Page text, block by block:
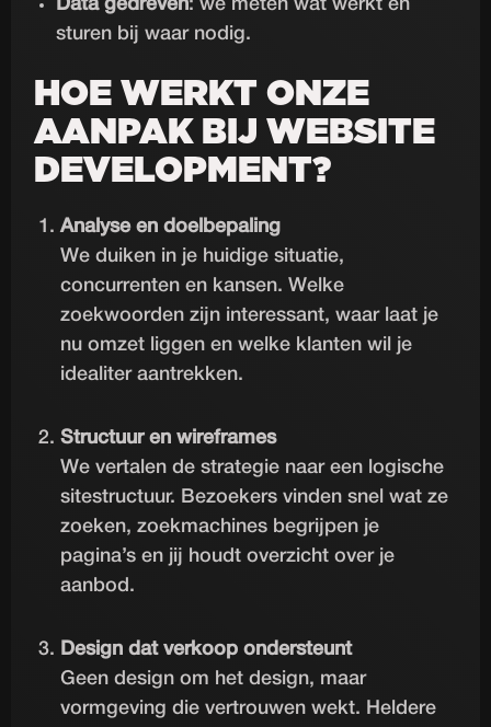
Data gedreven: we meten wat werkt en
sturen bij waar nodig.
HOE WERKT ONZE
AANPAK BIJ WEBSITE
DEVELOPMENT?
Analyse en doelbepaling
We duiken in je huidige situatie,
concurrenten en kansen. Welke
zoekwoorden zijn interessant, waar laat je
nu omzet liggen en welke klanten wil je
idealiter aantrekken.
Structuur en wireframes
We vertalen de strategie naar een logische
sitestructuur. Bezoekers vinden snel wat ze
zoeken, zoekmachines begrijpen je
pagina’s en jij houdt overzicht over je
aanbod.
Design dat verkoop ondersteunt
Geen design om het design, maar
vormgeving die vertrouwen wekt. Heldere